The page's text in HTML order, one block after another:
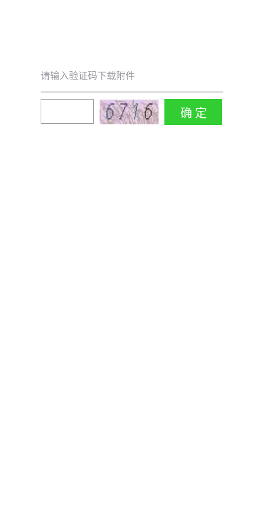
请输入验证码下载附件